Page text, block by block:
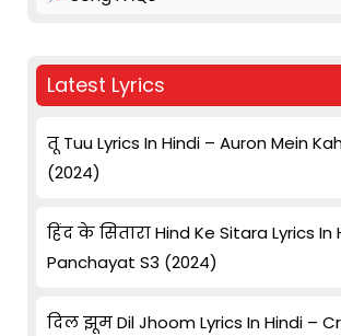
Latest Lyrics
तू Tuu Lyrics In Hindi – Auron Mein
(2024)
हिंद के सितारा Hind Ke Sitara Lyrics In
Panchayat S3 (2024)
दिल झूम Dil Jhoom Lyrics In Hindi –